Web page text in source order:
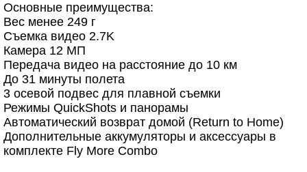
Основные преимущества:
Вес менее 249 г
Съемка видео 2.7K
Камера 12 МП
Передача видео на расстояние до 10 км
До 31 минуты полета
3 осевой подвес для плавной съемки
Режимы QuickShots и панорамы
Автоматический возврат домой (Return to Home)
Дополнительные аккумуляторы и аксессуары в
комплекте Fly More Combo